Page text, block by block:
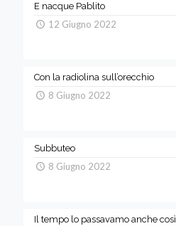
E nacque Pablito
12 Giugno 2022
Con la radiolina sull’orecchio
8 Giugno 2022
Subbuteo
8 Giugno 2022
Il tempo lo passavamo anche così